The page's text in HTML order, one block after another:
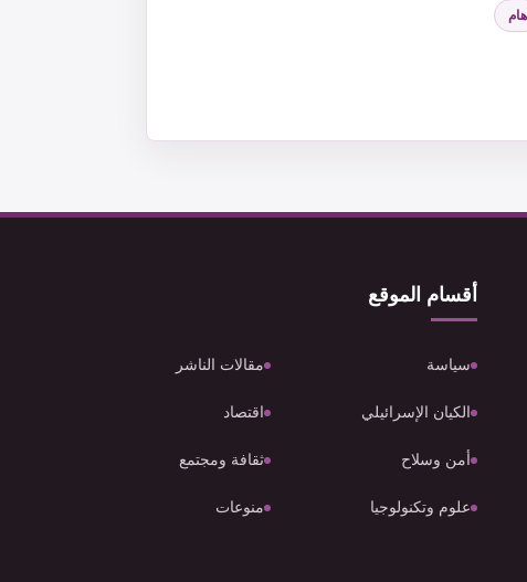
هام
أقسام الموقع
سياسة مقالات الناشر
الكيان الإسرائيلي اقتصاد
أمن وسلاح ثقافة ومجتمع
علوم وتكنولوجيا منوعات